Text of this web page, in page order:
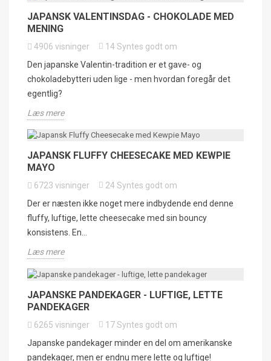
JAPANSK VALENTINSDAG - CHOKOLADE MED
MENING
4906 visninger 14Syntes godt om
Den japanske Valentin-tradition er et gave- og
chokoladebytteri uden lige - men hvordan foregår det
egentlig?
Læs mere
JAPANSK FLUFFY CHEESECAKE MED KEWPIE
MAYO
6723 visninger 24Syntes godt om
Der er næsten ikke noget mere indbydende end denne
fluffy, luftige, lette cheesecake med sin bouncy
konsistens. En...
Læs mere
JAPANSKE PANDEKAGER - LUFTIGE, LETTE
PANDEKAGER
6265 visninger 17Syntes godt om
Japanske pandekager minder en del om amerikanske
pandekager, men er endnu mere lette og luftige!